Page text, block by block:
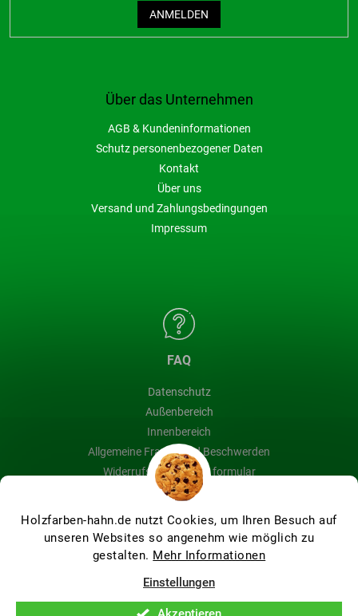
Holzfarben-hahn.de nutzt Cookies, um Ihren Besuch auf
unseren Websites so angenehm wie möglich zu
gestalten. Mehr Informationen
Einstellungen
Über das Unternehmen
AGB & Kundeninformationen
Schutz personenbezogener Daten
Kontakt
Über uns
Versand und Zahlungsbedingungen
Impressum
FAQ
Datenschutz
Außenbereich
Innenbereich
Allgemeine Fragen und Beschwerden
Widerrufsbelehrung & formular
Blog
ANMELDEN